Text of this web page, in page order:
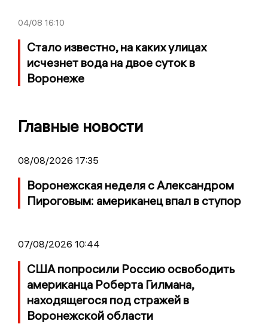
04/08 16:10
Стало известно, на каких улицах
исчезнет вода на двое суток в
Воронеже
Главные новости
08/08/2026 17:35
Воронежская неделя с Александром
Пироговым: американец впал в ступор
07/08/2026 10:44
США попросили Россию освободить
американца Роберта Гилмана,
находящегося под стражей в
Воронежской области